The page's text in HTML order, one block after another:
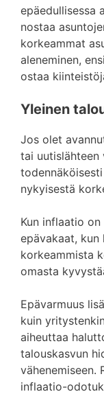
epäedullisessa
nostaa
korkeammat
aleneminen,
ostaa
Yleinen
Jos olet
tai uutislähteen
nykyisestä
Kun inflaatio
epävakaat,
korkeammista
omasta
Epävarmuus
kuin
aiheuttaa
talouskasvun
vähenemiseen.
inflaatio-